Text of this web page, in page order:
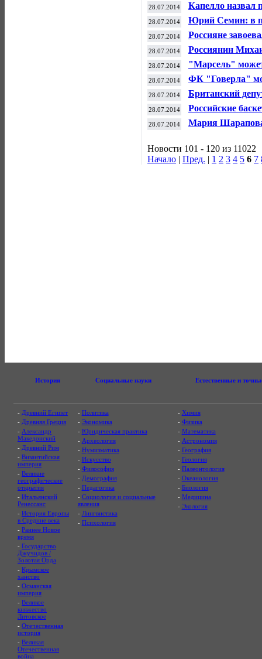
28.07.2014
Капелло назвал
Акинфеева и
28.07.2014
Юрий Семин: в
намерен
28.07.2014
Россияне
по велотреку
28.07.2014 Россиянин
28.07.2014
"Марсель"
в "Валенсию"
28.07.2014
ФК "Говерла"
чемпионате
28.07.2014
Британский
кондитерский
28.07.2014
Российские
финале
28.07.2014
Мария Шарапова
Новости 101 - 120 из 11022
Начало | Пред. | 1 2 3 4 5 6 7
История Социальные науки Естественные и
- Древний Египет
- Древняя Греция
- Александр
Македонский
- Древний Рим
- Византийская
империя
- Великие
географические
открытия
- Итальянский
Ренессанс
- История Европы
в Средние века
- Раннее Новое
время
- Государство
Джучидов /
Золотая Орда
- Крымское
ханство
- Османская
империя
- Великое
княжество
Литовское
- Отечественная
история
- Великая
Отечественная
война
- Политика
- Экономика
- Юридическая практика
- Археология
- Нумизматика
- Искусство
- Философия
- Демография
- Педагогика
- Социология и социальные
явления
- Лингвистика
- Психология
- Химия
- Физика
- Математика
- Астрономия
- География
- Геология
- Палеонтология
- Океанология
- Биология
- Медицина
- Экология